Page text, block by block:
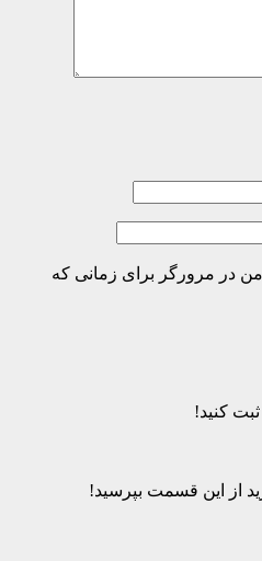
من در مرورگر برای زمانی که
کنید!
از این قسمت بپرسید!